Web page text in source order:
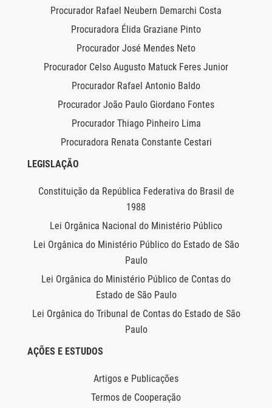
Procurador Rafael Neubern Demarchi Costa
Procuradora Élida Graziane Pinto
Procurador José Mendes Neto
Procurador Celso Augusto Matuck Feres Junior
Procurador Rafael Antonio Baldo
Procurador João Paulo Giordano Fontes
Procurador Thiago Pinheiro Lima
Procuradora Renata Constante Cestari
LEGISLAÇÃO
Constituição da República Federativa do Brasil de
1988
Lei Orgânica Nacional do Ministério Público
Lei Orgânica do Ministério Público do Estado de São
Paulo
Lei Orgânica do Ministério Público de Contas do
Estado de São Paulo
Lei Orgânica do Tribunal de Contas do Estado de São
Paulo
AÇÕES E ESTUDOS
Artigos e Publicações
Termos de Cooperação